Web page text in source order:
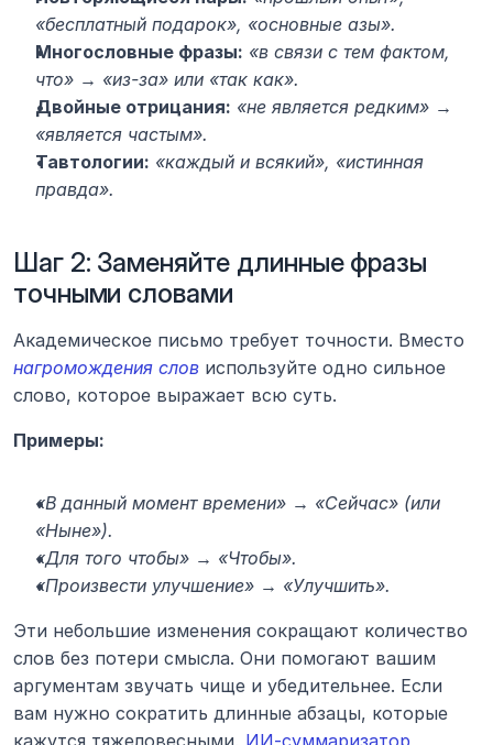
«бесплатный подарок», «основные азы».
Многословные фразы: «в связи с тем фактом,
что» → «из-за» или «так как».
Двойные отрицания: «не является редким» →
«является частым».
Тавтологии: «каждый и всякий», «истинная
правда».
Шаг 2: Заменяйте длинные фразы
точными словами
нагромождения слов используйте одно сильное
слово, которое выражает всю суть.
Примеры:
«В данный момент времени» → «Сейчас» (или
«Ныне»).
«Для того чтобы» → «Чтобы».
«Произвести улучшение» → «Улучшить».
Эти небольшие изменения сокращают количество
слов без потери смысла. Они помогают вашим
аргументам звучать чище и убедительнее. Если
вам нужно сократить длинные абзацы, которые
кажутся тяжеловесными, ИИ-суммаризатор